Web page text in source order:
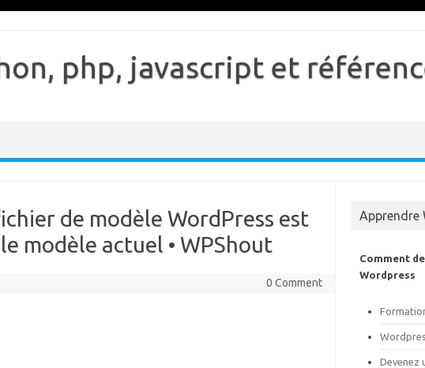
php, javascript et
de modèle WordPress est
modèle actuel • WPShout
0 Comment
Apprendre
Comment
Wordpress
Devenez